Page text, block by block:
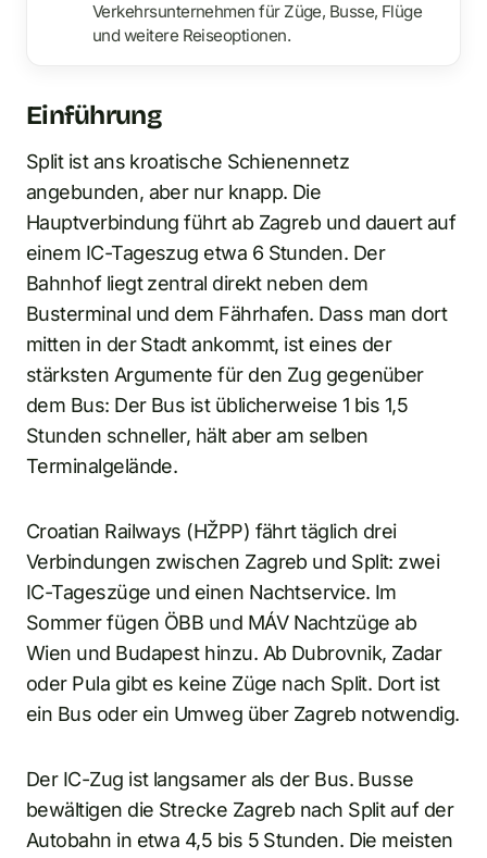
Verkehrsunternehmen für Züge, Busse, Flüge
und weitere Reiseoptionen.
Einführung
Split ist ans kroatische Schienennetz
angebunden, aber nur knapp. Die
Hauptverbindung führt ab Zagreb und dauert auf
einem IC-Tageszug etwa 6 Stunden. Der
Bahnhof liegt zentral direkt neben dem
Busterminal und dem Fährhafen. Dass man dort
mitten in der Stadt ankommt, ist eines der
stärksten Argumente für den Zug gegenüber
dem Bus: Der Bus ist üblicherweise 1 bis 1,5
Stunden schneller, hält aber am selben
Terminalgelände.
Croatian Railways (HŽPP) fährt täglich drei
Verbindungen zwischen Zagreb und Split: zwei
IC-Tageszüge und einen Nachtservice. Im
Sommer fügen ÖBB und MÁV Nachtzüge ab
Wien und Budapest hinzu. Ab Dubrovnik, Zadar
oder Pula gibt es keine Züge nach Split. Dort ist
ein Bus oder ein Umweg über Zagreb notwendig.
Der IC-Zug ist langsamer als der Bus. Busse
bewältigen die Strecke Zagreb nach Split auf der
Autobahn in etwa 4,5 bis 5 Stunden. Die meisten